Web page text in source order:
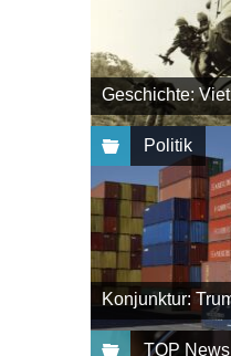
Geschichte:
Politik
Konjunktur:
TOP News